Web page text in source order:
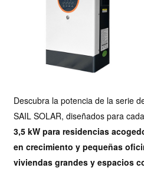
Descubra la potencia de la serie
SAIL SOLAR, diseñados para
3,5 kW para residencias
en crecimiento y pequeñas
viviendas grandes y espacios